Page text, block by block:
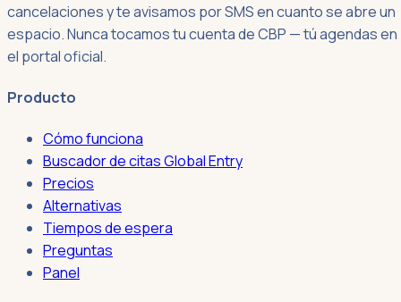
cancelaciones y te avisamos por SMS en cuanto se abre un
espacio. Nunca tocamos tu cuenta de CBP — tú agendas en
el portal oficial.
Producto
Cómo funciona
Buscador de citas Global Entry
Precios
Alternativas
Tiempos de espera
Preguntas
Panel